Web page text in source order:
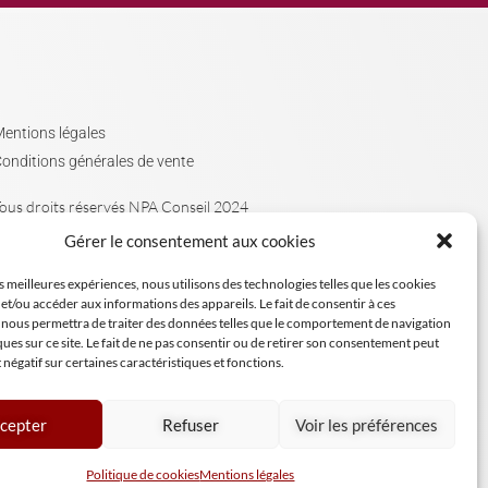
Gérer le consentement aux cookies
meilleures expériences, nous utilisons des technologies telles que les cookies
ou accéder aux informations des appareils. Le fait de consentir à ces
permettra de traiter des données telles que le comportement de navigation
sur ce site. Le fait de ne pas consentir ou de retirer son consentement peut
sur certaines caractéristiques et fonctions.
Refuser Voir les préférences
Politique de cookiesMentions légales
légales
générales de vente
droits réservés NPA Conseil 2024